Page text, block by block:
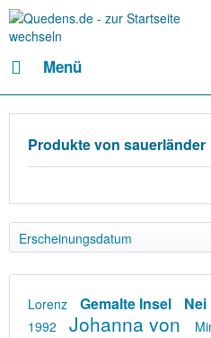
Menü
Produkte von sauerländer
Lorenz Gemalte Insel Nei
1992
Johanna von